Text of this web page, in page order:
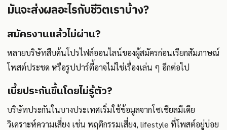
มันจะส่งผลอะไรกับชีวิตเราบ้าง?
สมัครงานแล้วไม่ผ่าน?
หลายบริษัทสืบค้นโปรไฟล์ออนไลน์ของผู้สมัครก่อนเรียกสัมภาษณ์
โพสต์ประชด หรือรูปปาร์ตี้อาจไม่ใช่เรื่องเล่น ๆ อีกต่อไป
เบี้ยประกันขึ้นโดยไม่รู้ตัว?
บริษัทประกันในบางประเทศเริ่มใช้ข้อมูลจากโซเชียลมีเดีย
วิเคราะห์ความเสี่ยง เช่น พฤติกรรมเสี่ยง, lifestyle ที่โพสต์อยู่บ่อย